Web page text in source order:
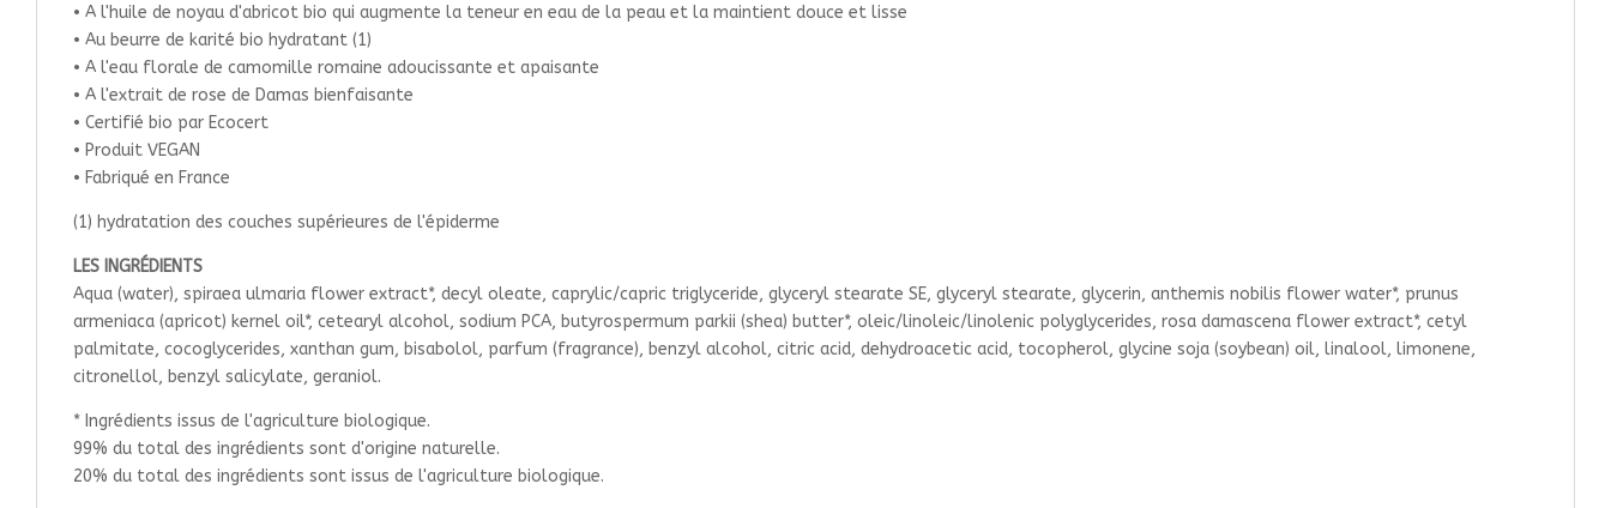
• A l'huile de noyau d'abricot bio qui augmente la teneur en eau de la peau et la maintient douce et lisse
• Au beurre de karité bio hydratant (1)
• A l'eau florale de camomille romaine adoucissante et apaisante
• A l'extrait de rose de Damas bienfaisante
• Certifié bio par Ecocert
• Produit VEGAN
• Fabriqué en France
(1) hydratation des couches supérieures de l'épiderme
LES INGRÉDIENTS
Aqua (water), spiraea ulmaria flower extract*, decyl oleate, caprylic/capric triglyceride, glyceryl stearate SE, glyceryl stearate, glycerin, anthemis nobilis flower water*, prunus
armeniaca (apricot) kernel oil*, cetearyl alcohol, sodium PCA, butyrospermum parkii (shea) butter*, oleic/linoleic/linolenic polyglycerides, rosa damascena flower extract*, cetyl
palmitate, cocoglycerides, xanthan gum, bisabolol, parfum (fragrance), benzyl alcohol, citric acid, dehydroacetic acid, tocopherol, glycine soja (soybean) oil, linalool, limonene,
citronellol, benzyl salicylate, geraniol.
* Ingrédients issus de l'agriculture biologique.
99% du total des ingrédients sont d'origine naturelle.
20% du total des ingrédients sont issus de l'agriculture biologique.